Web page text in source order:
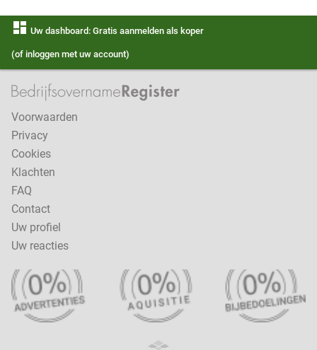
dashboard Uw dashboard: Gratis aanmelden als koper
(of inloggen met uw account)
Voorwaarden
Privacy
Cookies
Klachten
FAQ
Contact
Uw profiel
Uw reacties